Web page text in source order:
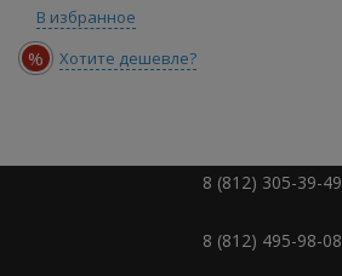
В избранное
% Хотите дешевле?
8 (812) 305-39-49
8 (812) 495-98-08